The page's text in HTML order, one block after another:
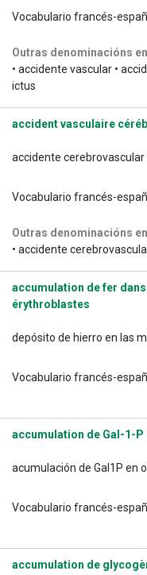
Vocabulario francés-
Outras denominacións
• accidente vascular •
ictus
accident vasculaire
accidente
Vocabulario francés-
Outras denominacións
• accidente
accumulation de fer
érythroblastes
depósito de hierro en las
Vocabulario francés-
accumulation de Gal-1-P
acumulación de Gal1P en
Vocabulario francés-
accumulation de